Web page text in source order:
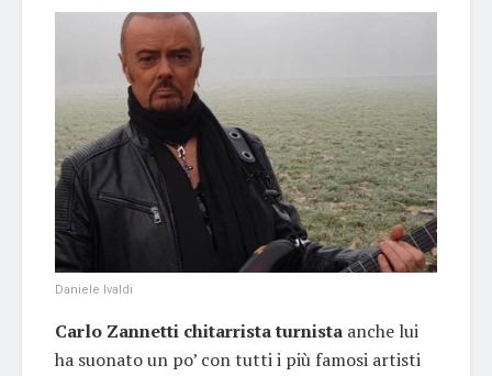
Daniele Ivaldi
Carlo Zannetti chitarrista turnista anche lui
ha suonato un po’ con tutti i più famosi artisti